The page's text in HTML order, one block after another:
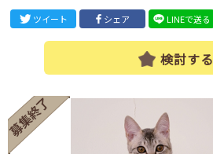
ツイート シェア LINEで送る
検討する